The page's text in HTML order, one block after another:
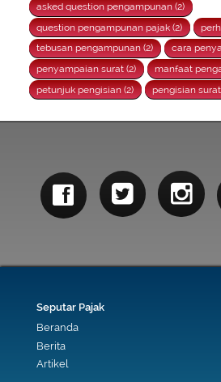
asked question pengampunan (2)
question pengampunan pajak (2)
tebusan pengampunan (2)
cara
penyampaian surat (2)
manfaat
petunjuk pengisian (2)
pengisian surat
Seputar Pajak
Beranda
Berita
Artikel